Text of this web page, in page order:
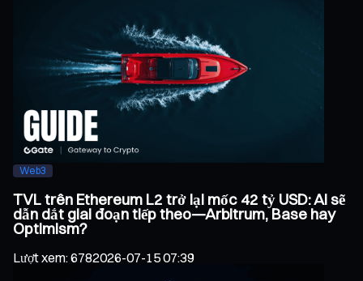
Web3
TVL trên Ethereum L2 trở lại mốc 42 tỷ USD: Ai sẽ
dẫn dắt giai đoạn tiếp theo—Arbitrum, Base hay
Optimism?
Lượt xem:6782026-07-15 07:39